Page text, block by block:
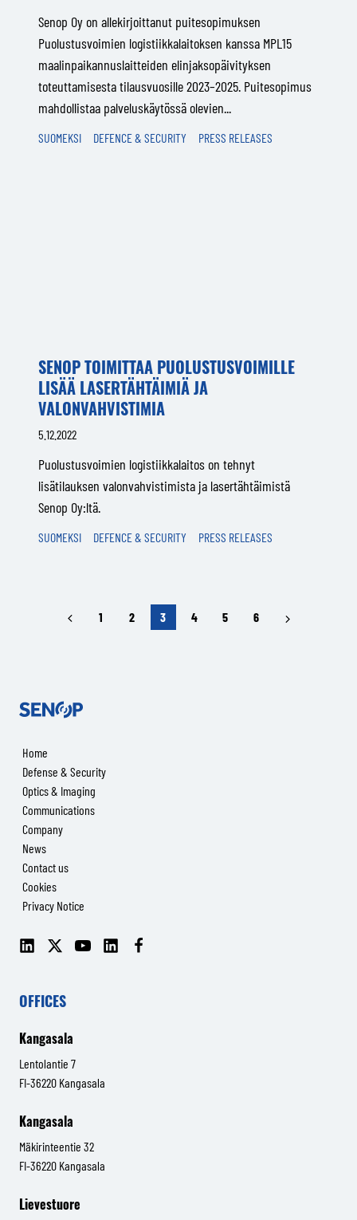
Senop Oy on allekirjoittanut puitesopimuksen
Puolustusvoimien logistiikkalaitoksen kanssa MPL15
maalinpaikannuslaitteiden elinjaksopäivityksen
toteuttamisesta tilausvuosille 2023–2025. Puitesopimus
mahdollistaa palveluskäytössä olevien...
SUOMEKSI DEFENCE & SECURITY PRESS RELEASES
SENOP TOIMITTAA PUOLUSTUSVOIMILLE
LISÄÄ LASERTÄHTÄIMIÄ JA
VALONVAHVISTIMIA
5.12.2022
Puolustusvoimien logistiikkalaitos on tehnyt
lisätilauksen valonvahvistimista ja lasertähtäimistä
Senop Oy:ltä.
SUOMEKSI DEFENCE & SECURITY PRESS RELEASES
Previous
1 2 3 4 5 6
Home
Defense & Security
Optics & Imaging
Communications
Company
News
Contact us
Cookies
Privacy Notice
LinkedIn YouTube LinkedIn
OFFICES
Kangasala
Lentolantie 7
FI-36220 Kangasala
Kangasala
Mäkirinteentie 32
FI-36220 Kangasala
Lievestuore